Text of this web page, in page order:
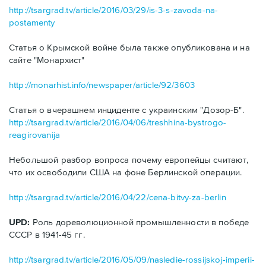
http://tsargrad.tv/article/2016/03/29/is-3-s-zavoda-na-
postamenty
Статья о Крымской войне была также опубликована и на
сайте "Монархист"
http://monarhist.info/newspaper/article/92/3603
Статья о вчерашнем инциденте с украинским "Дозор-Б".
http://tsargrad.tv/article/2016/04/06/treshhina-bystrogo-
reagirovanija
Небольшой разбор вопроса почему европейцы считают,
что их освободили США на фоне Берлинской операции.
http://tsargrad.tv/article/2016/04/22/cena-bitvy-za-berlin
UPD: Роль дореволюционной промышленности в победе
СССР в 1941-45 гг.
http://tsargrad.tv/article/2016/05/09/nasledie-rossijskoj-imperii-